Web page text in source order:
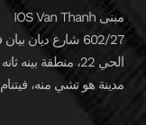
مبنى IOS Van Thanh
602/27 شارع ديان بيان فو
الحي 22، منطقة بينه ثانه
مدينة هو تشي منه، فيتنام